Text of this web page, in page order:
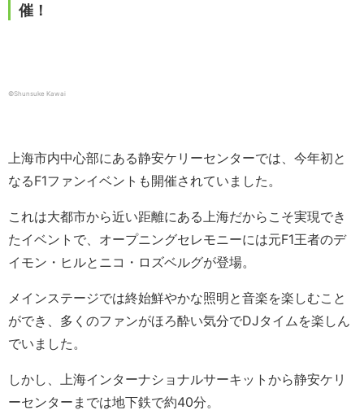
催！
©Shunsuke Kawai
上海市内中心部にある静安ケリーセンターでは、今年初と
なるF1ファンイベントも開催されていました。
これは大都市から近い距離にある上海だからこそ実現でき
たイベントで、オープニングセレモニーには元F1王者のデ
イモン・ヒルとニコ・ロズベルグが登場。
メインステージでは終始鮮やかな照明と音楽を楽しむこと
ができ、多くのファンがほろ酔い気分でDJタイムを楽しん
でいました。
しかし、上海インターナショナルサーキットから静安ケリ
ーセンターまでは地下鉄で約40分。